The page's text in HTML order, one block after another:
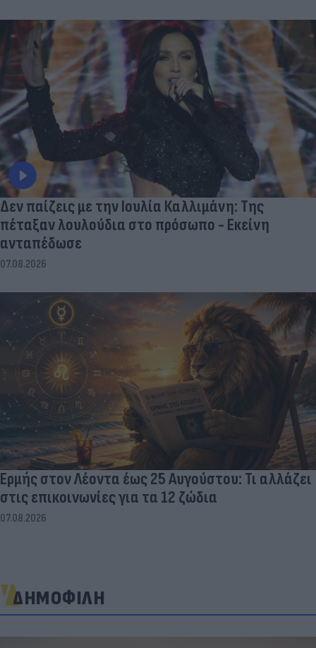
Δεν παίζεις με την Ιουλία Καλλιμάνη: Της
πέταξαν λουλούδια στο πρόσωπο - Εκείνη
ανταπέδωσε
07.08.2026
Ερμής στον Λέοντα έως 25 Αυγούστου: Τι αλλάζει
στις επικοινωνίες για τα 12 ζώδια
07.08.2026
ΔΗΜΟΦΙΛΗ